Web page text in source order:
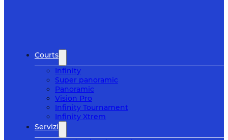
Courts
Infinity
Super panoramic
Panoramic
Vision Pro
Infinity Tournament
Infinity Xtrem
Servizi